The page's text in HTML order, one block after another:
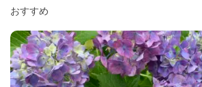
おすすめ